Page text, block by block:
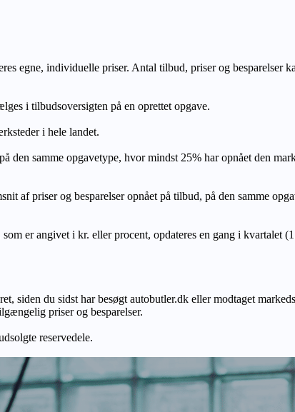
egne, individuelle priser. Antal tilbud, priser og besparelser
i tilbudsoversigten på en oprettet opgave.
i hele landet.
samme opgavetype, hvor mindst 25% har opnået den
priser og besparelser opnået på tilbud, på den samme
er angivet i kr. eller procent, opdateres en gang i kvartalet
du sidst har besøgt autobutler.dk eller modtaget
priser og besparelser.
reservedele.